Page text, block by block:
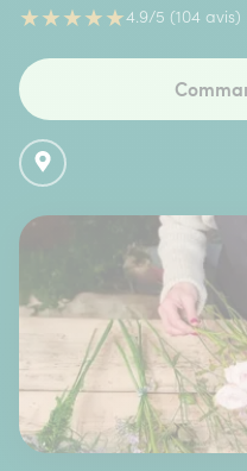
★★★★★4.9/5 (104 avis)